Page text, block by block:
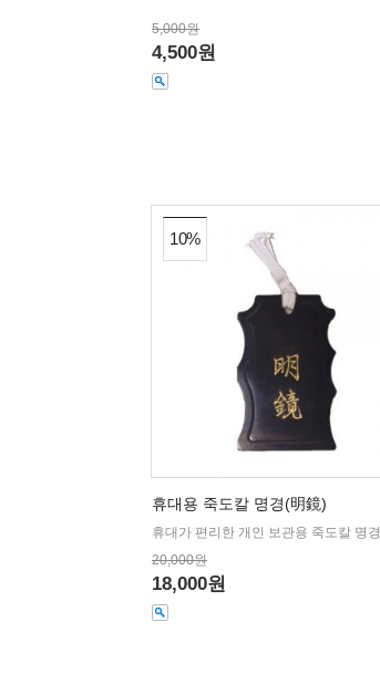
5,000원
4,500원
10%
휴대용 죽도칼 명경(明鏡)
휴대가 편리한 개인 보관용 죽도칼 명경
20,000원
18,000원